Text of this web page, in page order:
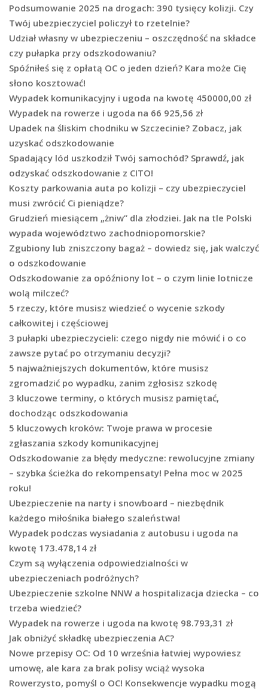
Podsumowanie 2025 na drogach: 390 tysięcy kolizji. Czy
Twój ubezpieczyciel policzył to rzetelnie?
Udział własny w ubezpieczeniu – oszczędność na składce
czy pułapka przy odszkodowaniu?
Spóźniłeś się z opłatą OC o jeden dzień? Kara może Cię
słono kosztować!
Wypadek komunikacyjny i ugoda na kwotę 450000,00 zł
Wypadek na rowerze i ugoda na 66 925,56 zł
Upadek na śliskim chodniku w Szczecinie? Zobacz, jak
uzyskać odszkodowanie
Spadający lód uszkodził Twój samochód? Sprawdź, jak
odzyskać odszkodowanie z CITO!
Koszty parkowania auta po kolizji – czy ubezpieczyciel
musi zwrócić Ci pieniądze?
Grudzień miesiącem „żniw” dla złodziei. Jak na tle Polski
wypada województwo zachodniopomorskie?
Zgubiony lub zniszczony bagaż – dowiedz się, jak walczyć
o odszkodowanie
Odszkodowanie za opóźniony lot – o czym linie lotnicze
wolą milczeć?
5 rzeczy, które musisz wiedzieć o wycenie szkody
całkowitej i częściowej
3 pułapki ubezpieczycieli: czego nigdy nie mówić i o co
zawsze pytać po otrzymaniu decyzji?
5 najważniejszych dokumentów, które musisz
zgromadzić po wypadku, zanim zgłosisz szkodę
3 kluczowe terminy, o których musisz pamiętać,
dochodząc odszkodowania
5 kluczowych kroków: Twoje prawa w procesie
zgłaszania szkody komunikacyjnej
Odszkodowanie za błędy medyczne: rewolucyjne zmiany
– szybka ścieżka do rekompensaty! Pełna moc w 2025
roku!
Ubezpieczenie na narty i snowboard – niezbędnik
każdego miłośnika białego szaleństwa!
Wypadek podczas wysiadania z autobusu i ugoda na
kwotę 173.478,14 zł
Czym są wyłączenia odpowiedzialności w
ubezpieczeniach podróżnych?
Ubezpieczenie szkolne NNW a hospitalizacja dziecka – co
trzeba wiedzieć?
Wypadek na rowerze i ugoda na kwotę 98.793,31 zł
Jak obniżyć składkę ubezpieczenia AC?
Nowe przepisy OC: Od 10 września łatwiej wypowiesz
umowę, ale kara za brak polisy wciąż wysoka
Rowerzysto, pomyśl o OC! Konsekwencje wypadku mogą